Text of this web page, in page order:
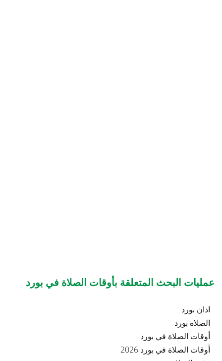
عمليات البحث المتعلقة بأوقات الصلاة في بورد
اذان بورد
الصلاة بورد
أوقات الصلاة في بورد
أوقات الصلاة في بورد 2026